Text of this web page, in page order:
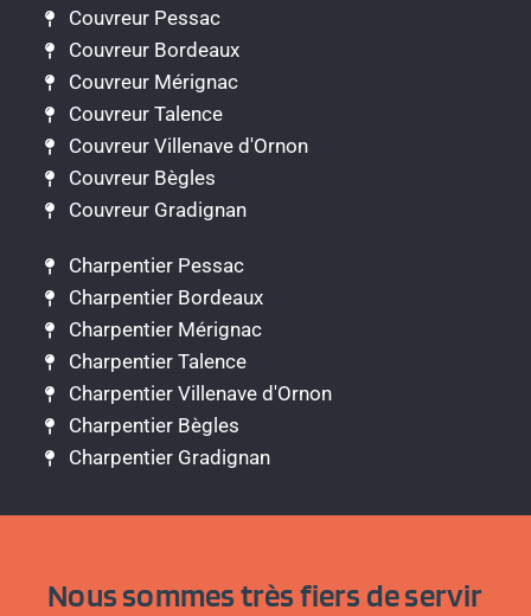
Couvreur Pessac
Couvreur Bordeaux
Couvreur Mérignac
Couvreur Talence
Couvreur Villenave d'Ornon
Couvreur Bègles
Couvreur Gradignan
Charpentier Pessac
Charpentier Bordeaux
Charpentier Mérignac
Charpentier Talence
Charpentier Villenave d'Ornon
Charpentier Bègles
Charpentier Gradignan
Nous sommes très fiers de servir